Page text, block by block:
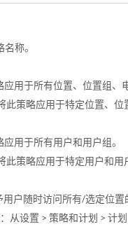
称。
应用于所有位置、位置组、
此策略应用于特定位置、位
应用于所有用户和用户组。
此策略应用于特定用户和用
用户随时访问所有/选定位置
：从设置 > 策略和计划 > 计